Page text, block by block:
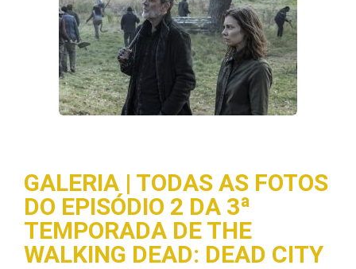
GALERIA | TODAS AS FOTOS
DO EPISÓDIO 2 DA 3ª
TEMPORADA DE THE
WALKING DEAD: DEAD CITY